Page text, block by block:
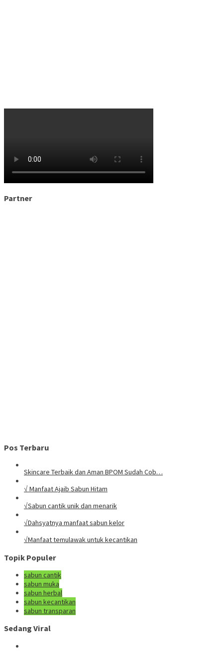
Partner
Pos Terbaru
Skincare Terbaik dan Aman BPOM Sudah Cob…
√ Manfaat Ajaib Sabun Hitam
√Sabun cantik unik dan menarik
√Dahsyatnya manfaat sabun kelor
√Manfaat temulawak untuk kecantikan
Topik Populer
sabun cantik
sabun muka
sabun herbal
sabun kecantikan
sabun transparan
Sedang Viral